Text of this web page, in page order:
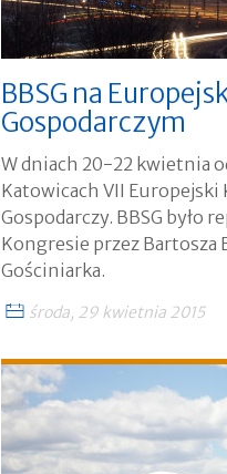
BBSG na
Gospodarczym
W dniach 20-22 kwietnia
Katowicach VII Europejski
Gospodarczy. BBSG było
Kongresie przez Bartosza
Gościniarka.
środa, 29 kwietnia 2015